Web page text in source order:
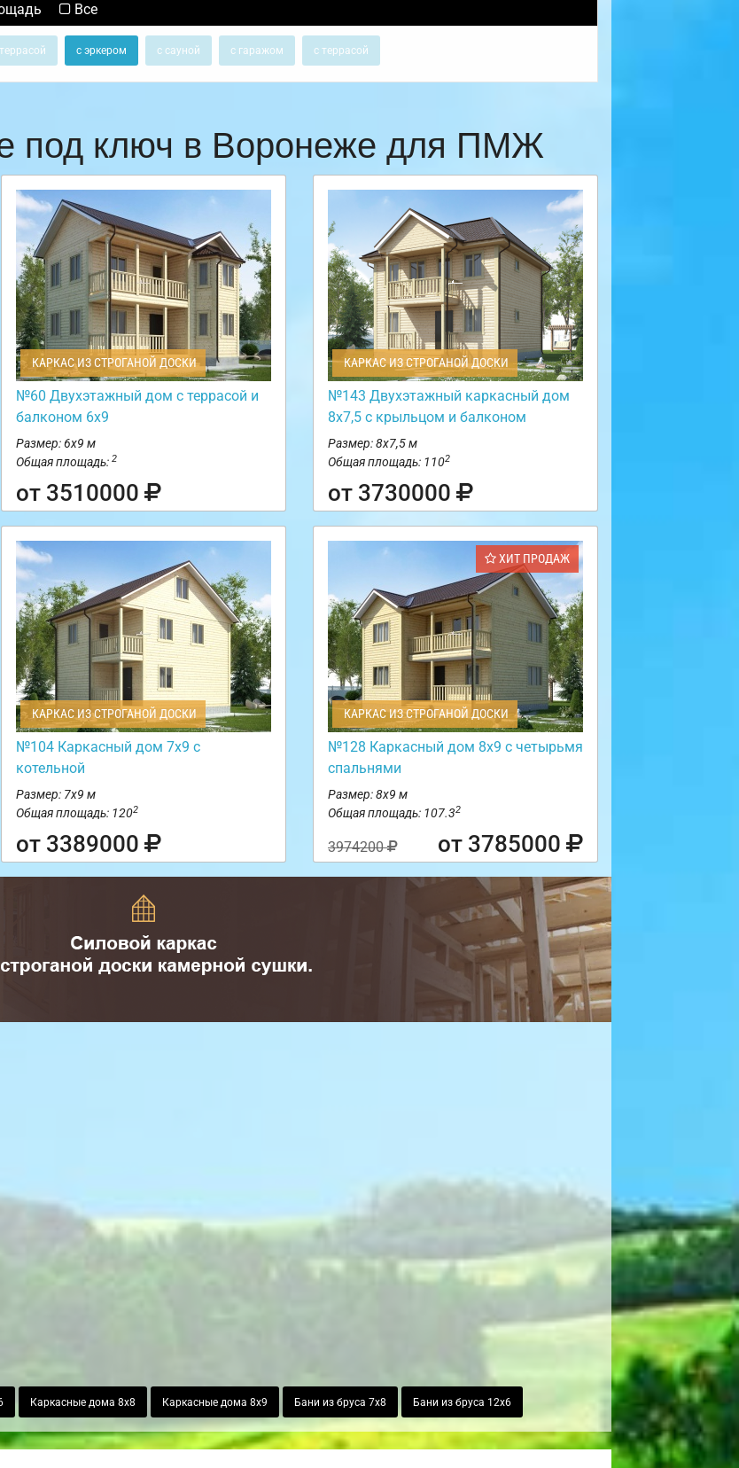
Все
с эркером с сауной с гаражом с террасой
под ключ в Воронеже для ПМЖ
КАРКАС ИЗ СТРОГАНОЙ ДОСКИ
№60 Двухэтажный дом с террасой и
балконом 6х9
Размер: 6х9 м
Общая площадь: 2
от 3510000
КАРКАС ИЗ СТРОГАНОЙ ДОСКИ
№143 Двухэтажный каркасный дом
8х7,5 с крыльцом и балконом
Размер: 8х7,5 м
Общая площадь: 1102
от 3730000
КАРКАС ИЗ СТРОГАНОЙ ДОСКИ
№104 Каркасный дом 7х9 с
котельной
Размер: 7х9 м
Общая площадь: 1202
от 3389000
ХИТ ПРОДАЖ
КАРКАС ИЗ СТРОГАНОЙ ДОСКИ
№128 Каркасный дом 8х9 с четырьмя
спальнями
Размер: 8х9 м
Общая площадь: 107.32
3974200 от 3785000
Каркасные дома 8х8 Каркасные дома 8х9 Бани из бруса 7х8 Бани из бруса 12х6